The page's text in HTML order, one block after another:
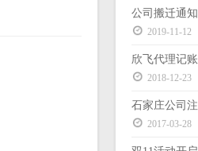
公司搬迁通知
2019-11-12
2018-12-23
2017-03-28